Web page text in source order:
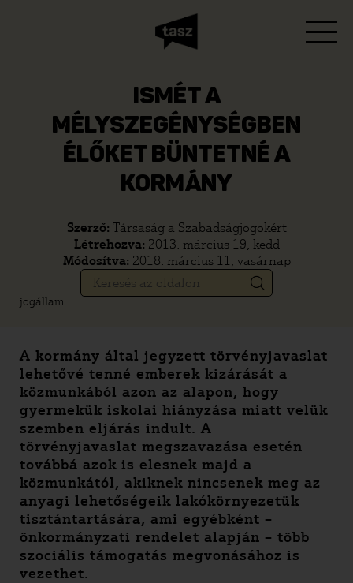
ISMÉT A
MÉLYSZEGÉNYSÉGBEN
ÉLŐKET BÜNTETNÉ A
KORMÁNY
Szerző: Társaság a Szabadságjogokért
Létrehozva: 2013. március 19, kedd
Módosítva: 2018. március 11, vasárnap
jogállam
A kormány által jegyzett törvényjavaslat
lehetővé tenné emberek kizárását a
közmunkából azon az alapon, hogy
gyermekük iskolai hiányzása miatt velük
szemben eljárás indult. A
törvényjavaslat megszavazása esetén
továbbá azok is elesnek majd a
közmunkától, akiknek nincsenek meg az
anyagi lehetőségeik lakókörnyezetük
tisztántartására, ami egyébként –
önkormányzati rendelet alapján – több
szociális támogatás megvonásához is
vezethet.